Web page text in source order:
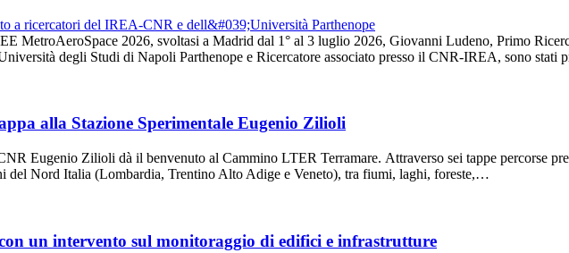
MetroAeroSpace 2026, svoltasi a Madrid dal 1° al 3 luglio 2026, Giovanni Ludeno, Primo
degli Studi di Napoli Parthenope e Ricercatore associato presso il CNR-IREA, sono stati
alla Stazione Sperimentale Eugenio Zilioli
Eugenio Zilioli dà il benvenuto al Cammino LTER Terramare. Attraverso sei tappe percorse
del Nord Italia (Lombardia, Trentino Alto Adige e Veneto), tra fiumi, laghi, foreste,…
un intervento sul monitoraggio di edifici e infrastrutture